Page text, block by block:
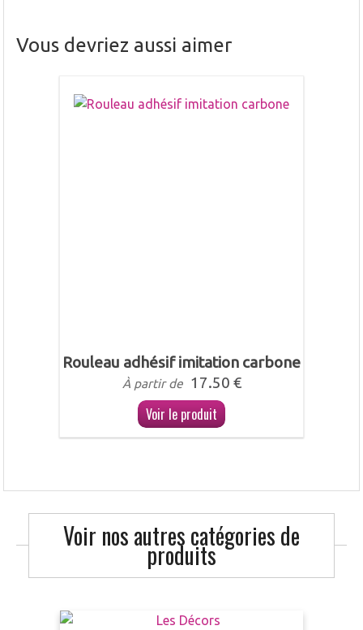
Vous devriez aussi aimer
Rouleau adhésif imitation carbone
À partir de 17.50 €
Voir le produit
Voir nos autres catégories de
produits